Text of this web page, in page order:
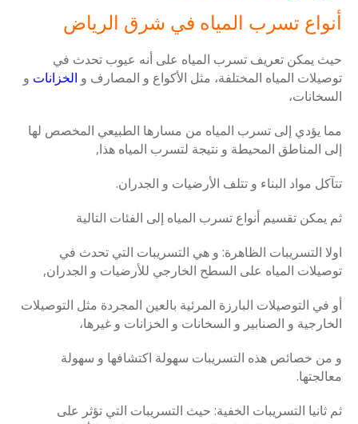
أنواع تسرب المياه في شرق الرياض
حيث يمكن تعريف تسرب المياه على أنه عيوب تحدث في
توصيلات المياه المختلفة، مثل الأكواع و المصارف و الخزانات و
السخانات،
مما يؤدي إلى تسرب المياه من مسارها الطبيعي المخصص لها
إلى المناطق المحيطة و نتيجة لتسرب المياه هذا,
تتآكل مواد البناء و تتلف الأرضيات و الجدران.
ثم يمكن تقسيم أنواع تسرب المياه إلى الفئات التالية
اولا التسريبات الظاهرة: و هي التسريبات التي تحدث في
توصيلات المياه على السطح الخارجي للأرضيات و الجدران,
أو في التوصيلات البارزة المرئية بالعين المجردة مثل التوصيلات
الخارجية و الصنابير و السخانات و الخزانات و غيرها،
و من خصائص هذه التسريبات سهولة اكتشافها و سهولة
معالجتها.
ثم ثانيا التسريبات الخفية: حيث التسريبات التي تؤثر على